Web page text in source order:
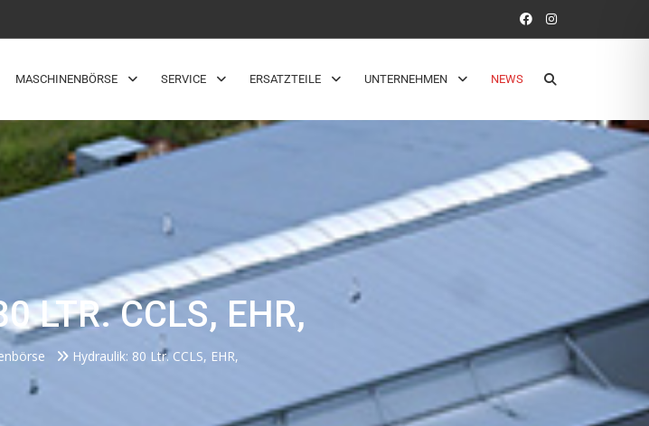
MASCHINENBÖRSE SERVICE ERSATZTEILE UNTERNEHMEN NEWS
LTR. CCLS, EHR,
Hydraulik: 80 Ltr. CCLS, EHR,